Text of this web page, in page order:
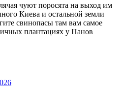
чуют поросята на выход им
Киева и остальной земли
свинопасы там вам самое
плантациях у Панов